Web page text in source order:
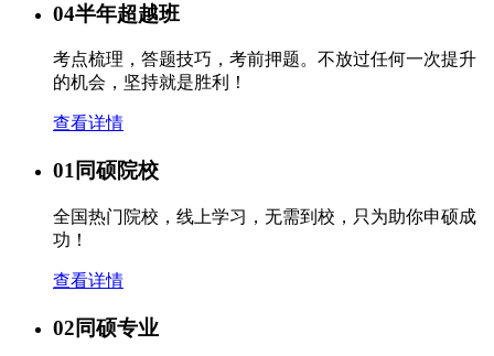
04半年超越班
考点梳理，答题技巧，考前押题。不放过任何一次提升
的机会，坚持就是胜利！
查看详情
01 同硕院校
全国热门院校，线上学习，无需到校，只为助你申硕成
功！
查看详情
02同硕专业